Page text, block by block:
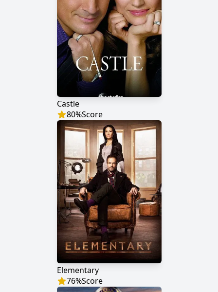
Castle
80%Score
Elementary
76%Score